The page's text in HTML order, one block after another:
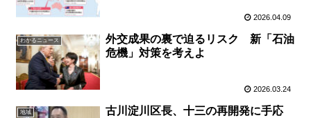
2026.04.09
わかるニュース
外交成果の裏で迫るリスク 新「石油
危機」対策を考えよ
2026.03.24
地域
古川淀川区長、十三の再開発に手応